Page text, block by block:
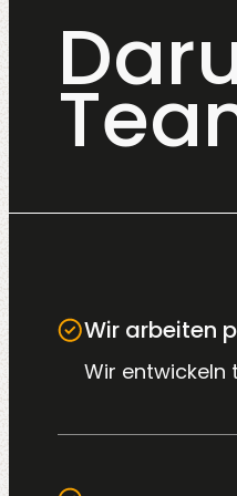
Wir arbeiten
Wir entwickeln